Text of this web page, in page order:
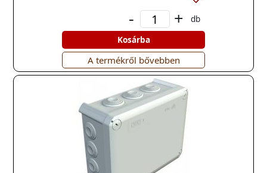
- +
db
Kosárba
A termékről bővebben